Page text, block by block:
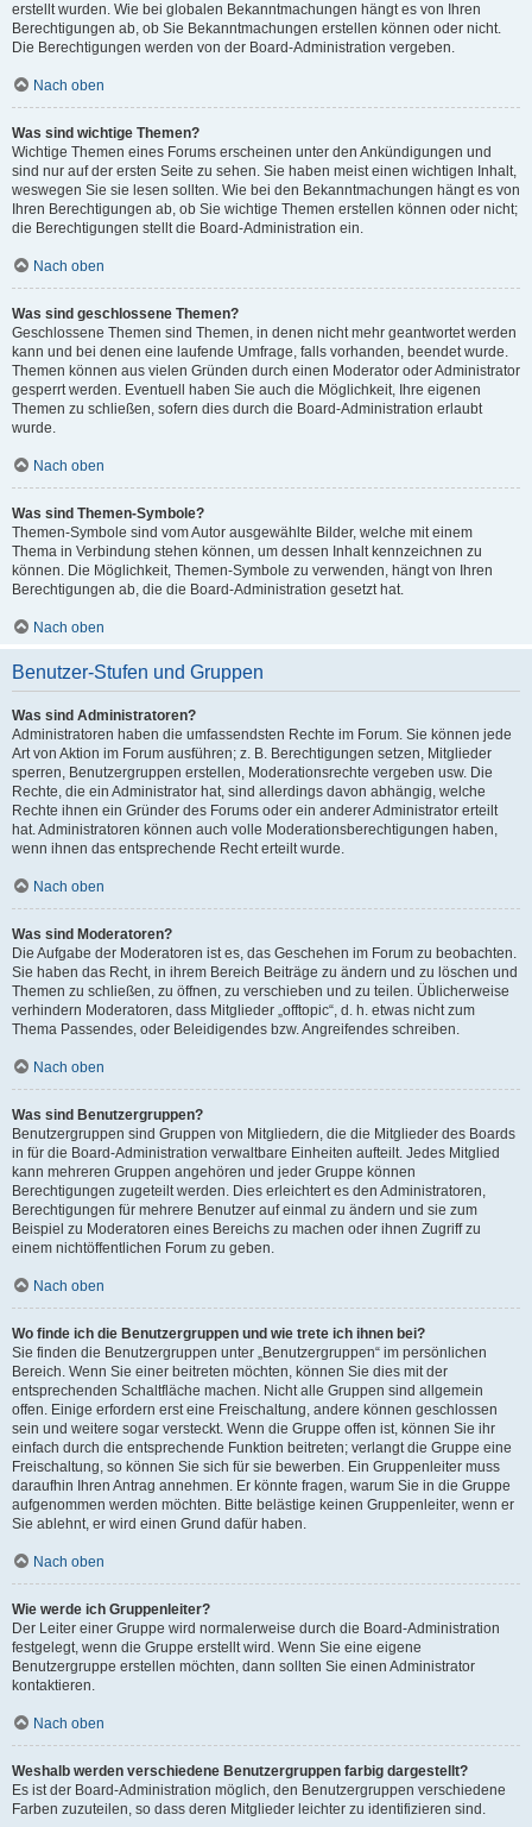
erstellt wurden. Wie bei globalen Bekanntmachungen hängt es von Ihren
Berechtigungen ab, ob Sie Bekanntmachungen erstellen können oder nicht.
Die Berechtigungen werden von der Board-Administration vergeben.
Nach oben
Was sind wichtige Themen?
Wichtige Themen eines Forums erscheinen unter den Ankündigungen und
sind nur auf der ersten Seite zu sehen. Sie haben meist einen wichtigen Inhalt,
weswegen Sie sie lesen sollten. Wie bei den Bekanntmachungen hängt es von
Ihren Berechtigungen ab, ob Sie wichtige Themen erstellen können oder nicht;
die Berechtigungen stellt die Board-Administration ein.
Nach oben
Was sind geschlossene Themen?
Geschlossene Themen sind Themen, in denen nicht mehr geantwortet werden
kann und bei denen eine laufende Umfrage, falls vorhanden, beendet wurde.
Themen können aus vielen Gründen durch einen Moderator oder Administrator
gesperrt werden. Eventuell haben Sie auch die Möglichkeit, Ihre eigenen
Themen zu schließen, sofern dies durch die Board-Administration erlaubt
wurde.
Nach oben
Was sind Themen-Symbole?
Themen-Symbole sind vom Autor ausgewählte Bilder, welche mit einem
Thema in Verbindung stehen können, um dessen Inhalt kennzeichnen zu
können. Die Möglichkeit, Themen-Symbole zu verwenden, hängt von Ihren
Berechtigungen ab, die die Board-Administration gesetzt hat.
Nach oben
Benutzer-Stufen und Gruppen
Was sind Administratoren?
Administratoren haben die umfassendsten Rechte im Forum. Sie können jede
Art von Aktion im Forum ausführen; z. B. Berechtigungen setzen, Mitglieder
sperren, Benutzergruppen erstellen, Moderationsrechte vergeben usw. Die
Rechte, die ein Administrator hat, sind allerdings davon abhängig, welche
Rechte ihnen ein Gründer des Forums oder ein anderer Administrator erteilt
hat. Administratoren können auch volle Moderationsberechtigungen haben,
wenn ihnen das entsprechende Recht erteilt wurde.
Nach oben
Was sind Moderatoren?
Die Aufgabe der Moderatoren ist es, das Geschehen im Forum zu beobachten.
Sie haben das Recht, in ihrem Bereich Beiträge zu ändern und zu löschen und
Themen zu schließen, zu öffnen, zu verschieben und zu teilen. Üblicherweise
verhindern Moderatoren, dass Mitglieder „offtopic“, d. h. etwas nicht zum
Thema Passendes, oder Beleidigendes bzw. Angreifendes schreiben.
Nach oben
Was sind Benutzergruppen?
Benutzergruppen sind Gruppen von Mitgliedern, die die Mitglieder des Boards
in für die Board-Administration verwaltbare Einheiten aufteilt. Jedes Mitglied
kann mehreren Gruppen angehören und jeder Gruppe können
Berechtigungen zugeteilt werden. Dies erleichtert es den Administratoren,
Berechtigungen für mehrere Benutzer auf einmal zu ändern und sie zum
Beispiel zu Moderatoren eines Bereichs zu machen oder ihnen Zugriff zu
einem nichtöffentlichen Forum zu geben.
Nach oben
Wo finde ich die Benutzergruppen und wie trete ich ihnen bei?
Sie finden die Benutzergruppen unter „Benutzergruppen“ im persönlichen
Bereich. Wenn Sie einer beitreten möchten, können Sie dies mit der
entsprechenden Schaltfläche machen. Nicht alle Gruppen sind allgemein
offen. Einige erfordern erst eine Freischaltung, andere können geschlossen
sein und weitere sogar versteckt. Wenn die Gruppe offen ist, können Sie ihr
einfach durch die entsprechende Funktion beitreten; verlangt die Gruppe eine
Freischaltung, so können Sie sich für sie bewerben. Ein Gruppenleiter muss
daraufhin Ihren Antrag annehmen. Er könnte fragen, warum Sie in die Gruppe
aufgenommen werden möchten. Bitte belästige keinen Gruppenleiter, wenn er
Sie ablehnt, er wird einen Grund dafür haben.
Nach oben
Wie werde ich Gruppenleiter?
Der Leiter einer Gruppe wird normalerweise durch die Board-Administration
festgelegt, wenn die Gruppe erstellt wird. Wenn Sie eine eigene
Benutzergruppe erstellen möchten, dann sollten Sie einen Administrator
kontaktieren.
Nach oben
Weshalb werden verschiedene Benutzergruppen farbig dargestellt?
Es ist der Board-Administration möglich, den Benutzergruppen verschiedene
Farben zuzuteilen, so dass deren Mitglieder leichter zu identifizieren sind.